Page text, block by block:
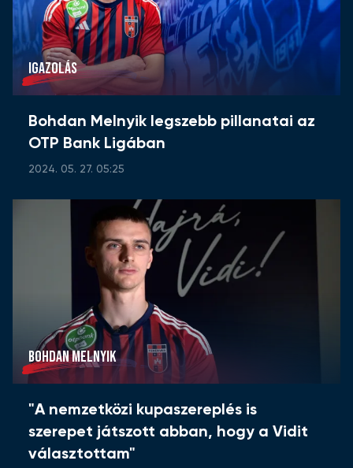
IGAZOLÁS
Bohdan Melnyik legszebb pillanatai az
OTP Bank Ligában
2024. 05. 27. 05:25
BOHDAN MELNYIK
"A nemzetközi kupaszereplés is
szerepet játszott abban, hogy a Vidit
választottam"